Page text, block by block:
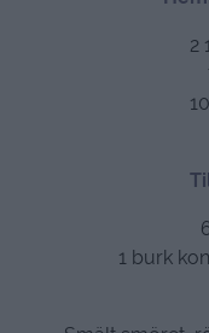
2
1 burk